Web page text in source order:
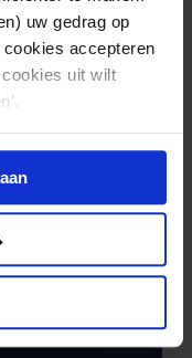
uw gedrag op
accepteren
cookies uit wilt
is een